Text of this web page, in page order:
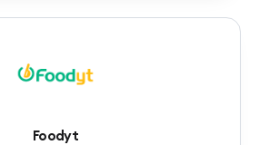
Foodyt